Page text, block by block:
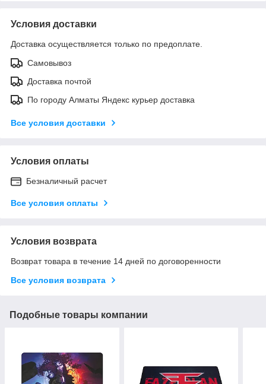
Условия доставки
Доставка осуществляется только по предоплате.
Самовывоз
Доставка почтой
По городу Алматы Яндекс курьер доставка
Все условия доставки
Условия оплаты
Безналичный расчет
Все условия оплаты
Условия возврата
Возврат товара в течение 14 дней по договоренности
Все условия возврата
Подобные товары компании